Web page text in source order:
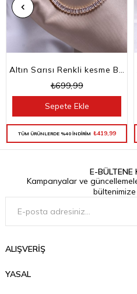
Altın Sarısı Renkli kesme Baget Taşlı Su Yolu Choker Kolye
₺699,99
TÜM ÜRÜNLERDE %40 İNDİRİM ₺419,99
Sepete Ekle
E-BÜLTENE
Kampanyalar ve
bültenimize
ALIŞVERİŞ
YASAL